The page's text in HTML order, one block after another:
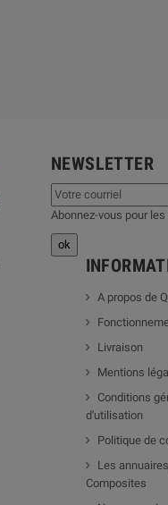
NEWSLETTER
Abonnez-vous pour
A propos de
Livraison
Mentions
Conditions
d'utilisation
Politique de
Les
Composites